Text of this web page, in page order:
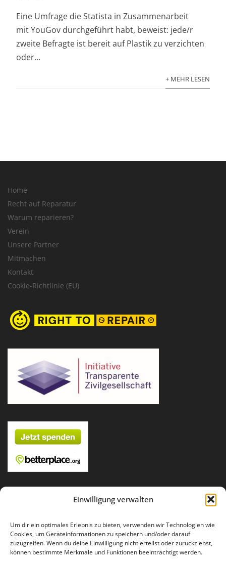
Einwilligung verwalten
Um dir ein optimales Erlebnis zu bieten, verwenden wir Technologien wie
Cookies, um Geräteinformationen zu speichern und/oder darauf
zuzugreifen. Wenn du deine Einwilligung nicht erteilst oder zurückziehst,
können bestimmte Merkmale und Funktionen beeinträchtigt werden.
Eine Umfrage die Statista in Zusammenarbeit
mit YouGov durchgeführt habt, beweist: jede/r
zweite Befragte ist bereit auf Plastik zu verzichten
oder...
+ MEHR LESEN
Home
Recht auf Reparatur
Warum reparieren?
Verein
Unsere Partner
Mitmachen
Kontakt
Cookie-Richtlinie (EU)
Für Fragen und Anregungen: info(at)runder-tisch-reparatur.de
Impressum
Datenschutz
Presse Publikationen